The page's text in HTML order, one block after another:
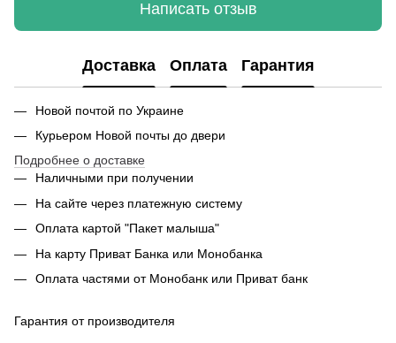
Написать отзыв
Доставка Оплата Гарантия
Новой почтой по Украине
Курьером Новой почты до двери
Подробнее о доставке
Наличными при получении
На сайте через платежную систему
Оплата картой "Пакет малыша"
На карту Приват Банка или Монобанка
Оплата частями от Монобанк или Приват банк
Гарантия от производителя